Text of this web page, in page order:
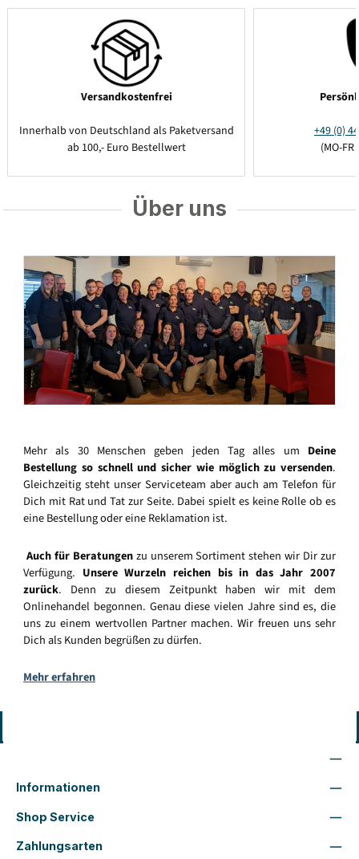
Versandkostenfrei
Innerhalb von Deutschland als Paketversand
ab 100,- Euro Bestellwert
+49 (0)
(MO-
Über uns
Mehr als 30 Menschen geben jeden Tag alles um Deine
Bestellung so schnell und sicher wie möglich zu versenden.
Gleichzeitig steht unser Serviceteam aber auch am Telefon für
Dich mit Rat und Tat zur Seite. Dabei spielt es keine Rolle ob es
eine Bestellung oder eine Reklamation ist.
Auch für Beratungenzu unserem Sortiment stehen wir Dir zur
Verfügung. Unsere Wurzeln reichen bis in das Jahr 2007
zurück. Denn zu diesem Zeitpunkt haben wir mit dem
Onlinehandel begonnen. Genau diese vielen Jahre sind es, die
uns zu einem wertvollen Partner machen. Wir freuen uns sehr
Dich als Kunden begrüßen zu dürfen.
Mehr erfahren
Informationen
Shop Service
Zahlungsarten